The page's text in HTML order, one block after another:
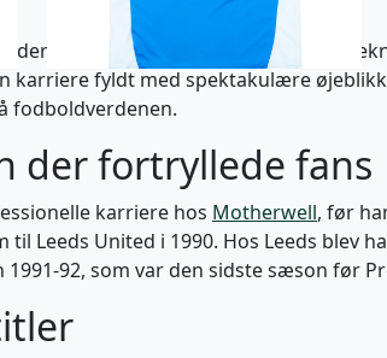
fodboldhistorie, kendt for sin
karriere fyldt med spektakulære
fodboldverdenen.
der fortryllede fans
karriere hos Motherwell, før
Leeds United i 1990. Hos Leeds blev
92, som var den sidste sæson før